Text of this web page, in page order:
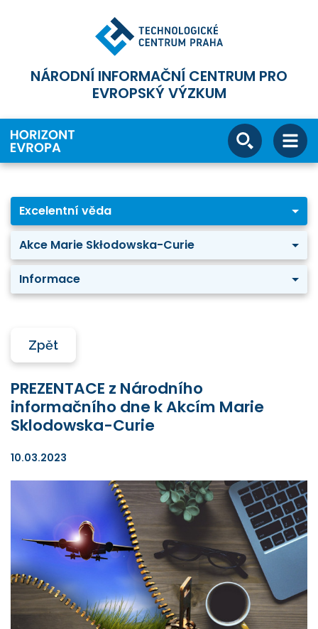
NÁRODNÍ INFORMAČNÍ CENTRUM PRO
EVROPSKÝ VÝZKUM
Excelentní věda
Akce Marie Skłodowska-Curie
Informace
Zpět
PREZENTACE z Národního
informačního dne k Akcím Marie
Sklodowska-Curie
10.03.2023